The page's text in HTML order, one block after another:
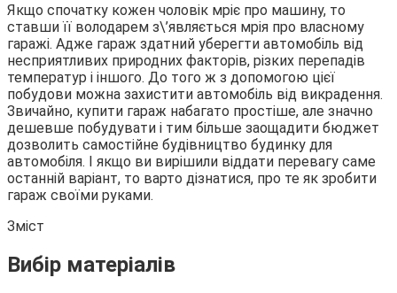
Якщо спочатку кожен чоловік мріє про машину, то
ставши її володарем з\’являється мрія про власному
гаражі. Адже гараж здатний уберегти автомобіль від
несприятливих природних факторів, різких перепадів
температур і іншого. До того ж з допомогою цієї
побудови можна захистити автомобіль від викрадення.
Звичайно, купити гараж набагато простіше, але значно
дешевше побудувати і тим більше заощадити бюджет
дозволить самостійне будівництво будинку для
автомобіля. І якщо ви вирішили віддати перевагу саме
останній варіант, то варто дізнатися, про те як зробити
гараж своїми руками.
Зміст
Вибір матеріалів